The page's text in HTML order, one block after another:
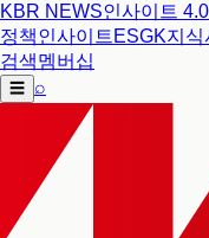
KBR NEWS인사이트 4.0
정책인사이트 ESGK지식
검색멤버십
☰ ⌕